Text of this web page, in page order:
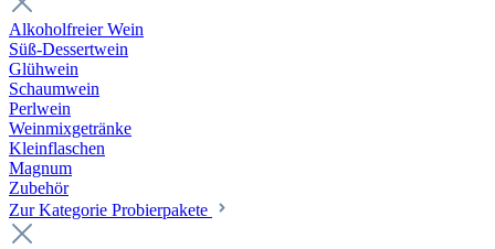
Alkoholfreier Wein
Süß-Dessertwein
Glühwein
Schaumwein
Perlwein
Weinmixgetränke
Kleinflaschen
Magnum
Zubehör
Zur Kategorie Probierpakete